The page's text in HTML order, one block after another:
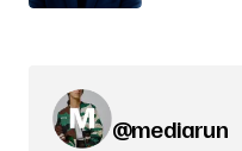
@mediarun